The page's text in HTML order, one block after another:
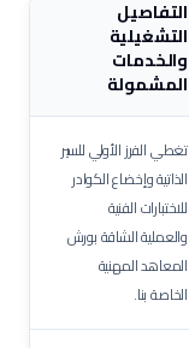
التفاصيل
التشغيلية
والخدمات
المشمولة
تغطي الفرز الأولي للسير
الذاتية وإخضاع الكوادر
للاختبارات الفنية
والعملية الشاقة بورش
المعاهد المهنية
الخاصة بنا.